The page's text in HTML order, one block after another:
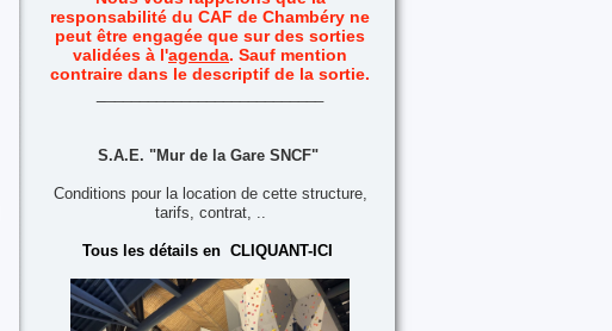
responsabilité du CAF de Chambéry ne
peut être engagée que sur des sorties
validées à l'agenda. Sauf mention
contraire dans le descriptif de la sortie.
S.A.E. "Mur de la Gare SNCF"
Conditions pour la location de cette structure,
tarifs, contrat, ..
Tous les détails en CLIQUANT-ICI